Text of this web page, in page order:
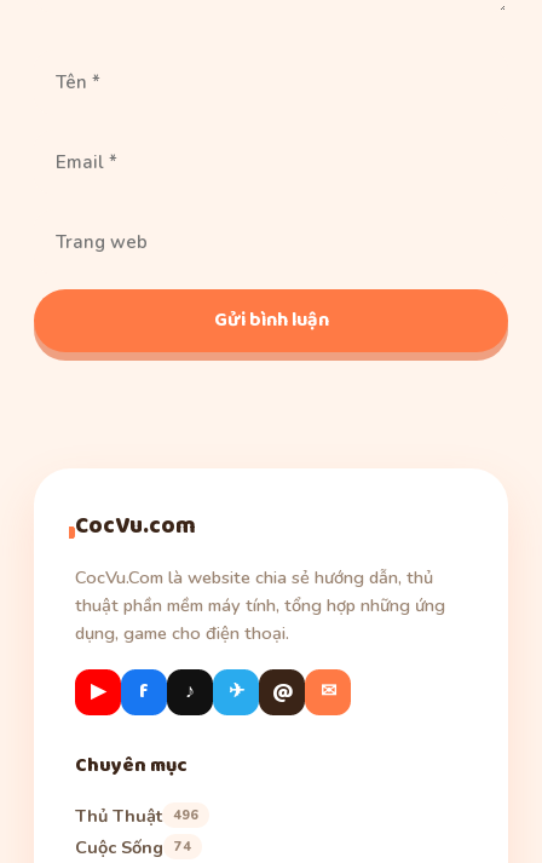
web
CocVu.com
CocVu.Com là website chia sẻ hướng dẫn, thủ
thuật phần mềm máy tính, tổng hợp những ứng
dụng, game cho điện thoại.
▶ f ♪ ✈ @ ✉
Chuyên mục
Thủ Thuật 496
Cuộc Sống 74